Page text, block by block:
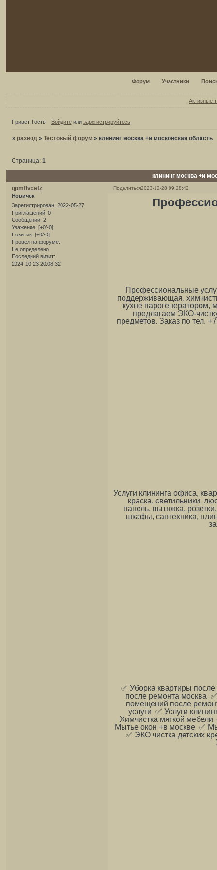
Форум Участники
Активные
Привет, Гость! Войдитеили зарегистрируйтесь.
» развод »Тестовый форум »клининг москва +и московская область
клининг москва +и
Страница:1
Поделиться2023-12-28 09:28:42
gpmflvcefz
Новичок
Зарегистрирован: 2022-05-27
Приглашений: 0
Сообщений: 2
Уважение: [+0/-0]
Позитив: [+0/-0]
Провел на форуме:
Не определено
Последний визит:
2024-10-23 20:08:32
Профессиональные
поддерживающая,
кухне парогенератором,
предлагаем ЭКО-
предметов. Заказ по тел.
Услуги клининга офиса,
краска, светильники,
панель, вытяжка,
шкафы, сантехника,
✅ Уборка квартиры
после ремонта москва
помещений после
услуги ✅ Услуги
Химчистка мягкой мебели
Мытье окон +в москве ✅
✅ ЭКО чистка детских